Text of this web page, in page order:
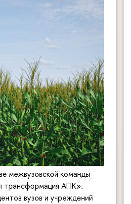
межвузовской команды
трансформация АПК».
вузов и учреждений